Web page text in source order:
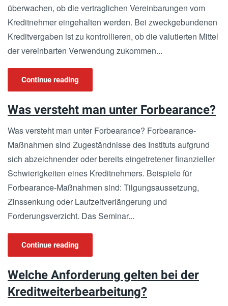
überwachen, ob die vertraglichen Vereinbarungen vom
Kreditnehmer eingehalten werden. Bei zweckgebundenen
Kreditvergaben ist zu kontrollieren, ob die valutierten Mittel
der vereinbarten Verwendung zukommen...
Continue reading
Was versteht man unter Forbearance?
Was versteht man unter Forbearance? Forbearance-
Maßnahmen sind Zugeständnisse des Instituts aufgrund
sich abzeichnender oder bereits eingetretener finanzieller
Schwierigkeiten eines Kreditnehmers. Beispiele für
Forbearance-Maßnahmen sind: Tilgungsaussetzung,
Zinssenkung oder Laufzeitverlängerung und
Forderungsverzicht. Das Seminar...
Continue reading
Welche Anforderung gelten bei der
Kreditweiterbearbeitung?